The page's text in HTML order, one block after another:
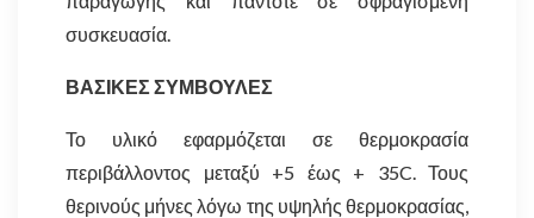
συσκευασία.
ΒΑΣΙΚΕΣ ΣΥΜΒΟΥΛΕΣ
Το υλικό εφαρμόζεται σε θερμοκρασία
περιβάλλοντος μεταξύ +5 έως + 35C. Τους
θερινούς μήνες λόγω της υψηλής θερμοκρασίας,